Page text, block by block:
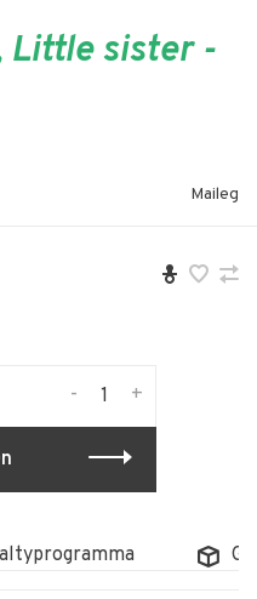
Little sister -
Maileg
+
-